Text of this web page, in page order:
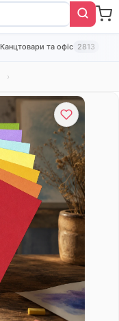
Канцтовари та офіс 2813